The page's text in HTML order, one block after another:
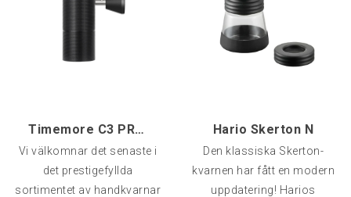
Timemore C3 PRO S2C Black Foldable
Vi välkomnar det senaste i
det prestigefyllda
sortimentet av handkvarnar
Hario Skerton N
Den klassiska Skerton-
kvarnen har fått en modern
uppdatering! Harios